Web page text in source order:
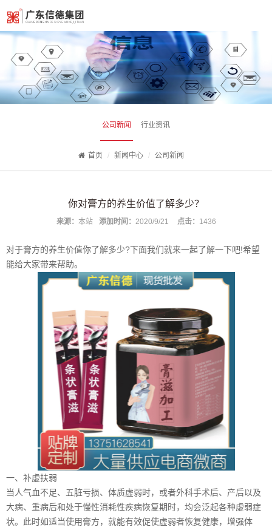
公司新闻 行业资讯
首页 新闻中心 公司新闻
你对膏方的养生价值了解多少？
来源： 本站 添加时间： 2020/9/21 点击： 1436
对于膏方的养生价值你了解多少?下面我们就来一起了解一下吧!希望
能给大家带来帮助。
一、补虚扶弱
当人气血不足、五脏亏损、体质虚弱时，或者外科手术后、产后以及
大病、重病后和处于慢性消耗性疾病恢复期时，均会泛起各种虚弱症
状。此时如适当使用膏方，就能有效促使虚弱者恢复健康，增强体